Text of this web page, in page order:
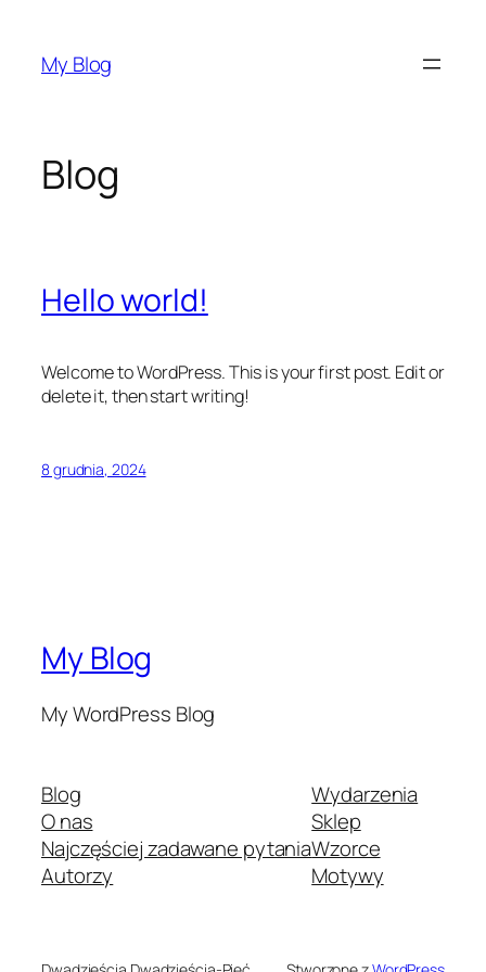
treściMy Blog
Blog
Hello world!
Welcome to WordPress. This is your first post. Edit or
delete it, then start writing!
8 grudnia, 2024
My Blog
My WordPress Blog
Blog
O nas
Najczęściej zadawane pytania
Autorzy
Wydarzenia
Sklep
Wzorce
Motywy